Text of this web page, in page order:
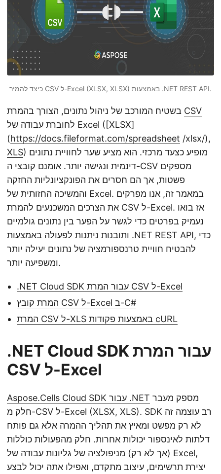
כיצד להמיר CSV ל-Excel (XLSX, XLSX) באמצעות .NET REST API.
CSV
לחוברת עבודה של Excel ([XLSX]
(https://docs.fileformat.com/spreadsheet /xlsx/),
XLS) מופיע כצעד מרכזי. הוא מציע שער לחוויית נתונים
דינמית ונגישה יותר. אומנם קובצי ה-CSV מספקים
פשטות, אך הם חסרים את הפונקציונליות החזקה
והמשיכה החזותית של Excel. במאמר זה, אנו מפרקים
את הצרכים המשכנעים להמרת CSV ל-Excel. אז בואו
נעמיק בפרטים כדי לגשר על הפער בין נתונים גולמיים
ותובנות ניתנות לפעולה באמצעות .NET REST API, כדי
להבטיח חוויית טרנספורמציה של נתונים יעילה יותר
ומשפיעה יותר.
.NET Cloud SDK עבור המרת CSV ל-Excel
המרת קובץ CSV ל-Excel ב-C#
המרת CSV ל-XLS באמצעות פקודות cURL
.NET Cloud SDK עבור המרת
CSV ל-Excel
Aspose.Cells Cloud SDK עבור .NET
חלק מ-CSV ל-Excel (XLSX, XLS). SDK רב עוצמה זה
לא רק מפשט ומאיץ את תהליך ההמרה אלא גם פותח
דלתות לאינספור יכולות אחרות. חלק מהפעולות כוללות
(אך לא רק) מניפולציה של גליונות עבודה של Excel,
יצירת תרשימים, עיצוב מתקדם, ואפילו אתה יכול לבצע